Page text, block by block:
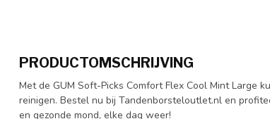
PRODUCTOMSCHRIJVING
Met de GUM Soft-Picks Comfort Flex Cool Mint Large
reinigen. Bestel nu bij Tandenborsteloutlet.nl en
en gezonde mond, elke dag weer!